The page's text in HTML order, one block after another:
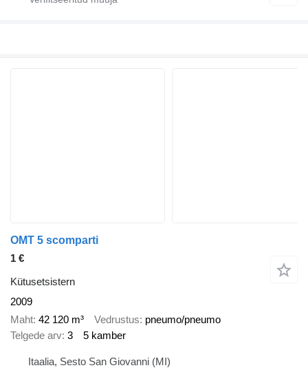
OMT 5 scomparti
1 €
Kütusetsistern
2009
Maht 42 120 m³ Vedrustus pneumo/pneumo
Telgede arv 3 5 kamber
Itaalia, Sesto San Giovanni (MI)